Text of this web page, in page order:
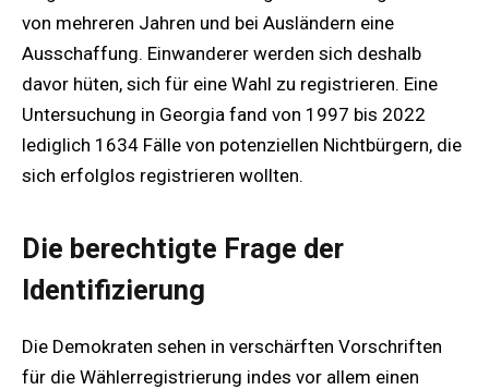
von mehreren Jahren und bei Ausländern eine
Ausschaffung. Einwanderer werden sich deshalb
davor hüten, sich für eine Wahl zu registrieren. Eine
Untersuchung in Georgia fand von 1997 bis 2022
lediglich 1634 Fälle von potenziellen Nichtbürgern, die
sich erfolglos registrieren wollten.
Die berechtigte Frage der
Identifizierung
Die Demokraten sehen in verschärften Vorschriften
für die Wählerregistrierung indes vor allem einen